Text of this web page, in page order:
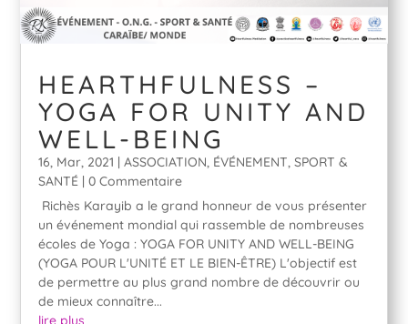
HEARTHFULNESS –
YOGA FOR UNITY AND
WELL-BEING
16, Mar, 2021 |ASSOCIATION, ÉVÉNEMENT,SPORT &
SANTÉ | 0 Commentaire
Richès Karayib a le grand honneur de vous présenter
un événement mondial qui rassemble de nombreuses
écoles de Yoga : YOGA FOR UNITY AND WELL-BEING
(YOGA POUR L'UNITÉ ET LE BIEN-ÊTRE) L'objectif est
de permettre au plus grand nombre de découvrir ou
de mieux connaître...
lire plus